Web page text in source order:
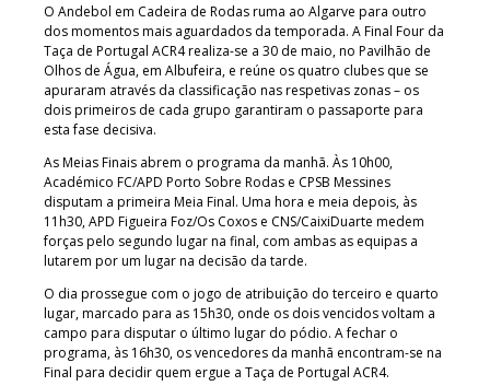
O Andebol em Cadeira de Rodas ruma ao Algarve para outro
dos momentos mais aguardados da temporada. A Final Four da
Taça de Portugal ACR4 realiza-se a 30 de maio, no Pavilhão de
Olhos de Água, em Albufeira, e reúne os quatro clubes que se
apuraram através da classificação nas respetivas zonas – os
dois primeiros de cada grupo garantiram o passaporte para
esta fase decisiva.
As Meias Finais abrem o programa da manhã. Às 10h00,
Académico FC/APD Porto Sobre Rodas e CPSB Messines
disputam a primeira Meia Final. Uma hora e meia depois, às
11h30, APD Figueira Foz/Os Coxos e CNS/CaixiDuarte medem
forças pelo segundo lugar na final, com ambas as equipas a
lutarem por um lugar na decisão da tarde.
O dia prossegue com o jogo de atribuição do terceiro e quarto
lugar, marcado para as 15h30, onde os dois vencidos voltam a
campo para disputar o último lugar do pódio. A fechar o
programa, às 16h30, os vencedores da manhã encontram-se na
Final para decidir quem ergue a Taça de Portugal ACR4.